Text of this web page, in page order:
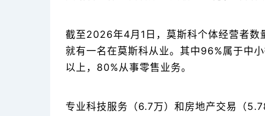
截至2026年4月1日，莫斯科个体经营者
就有一名在莫斯科从业。其中96%属于中
以上，80%从事零售业务。
专业科技服务（6.7万）和房地产交易（